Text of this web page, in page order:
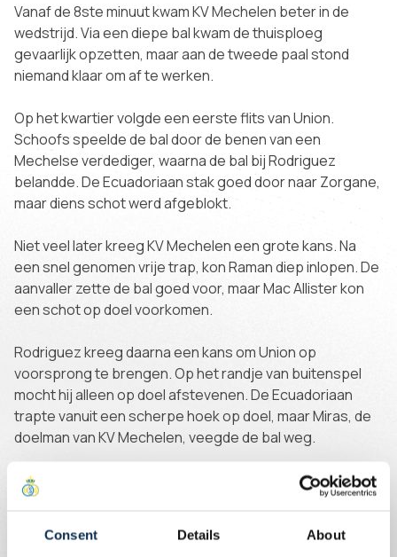
Consent Details About
Vanaf de 8ste minuut kwam KV Mechelen beter in de
wedstrijd. Via een diepe bal kwam de thuisploeg
gevaarlijk opzetten, maar aan de tweede paal stond
niemand klaar om af te werken.
Op het kwartier volgde een eerste flits van Union.
Schoofs speelde de bal door de benen van een
Mechelse verdediger, waarna de bal bij Rodriguez
belandde. De Ecuadoriaan stak goed door naar Zorgane,
maar diens schot werd afgeblokt.
Niet veel later kreeg KV Mechelen een grote kans. Na
een snel genomen vrije trap, kon Raman diep inlopen. De
aanvaller zette de bal goed voor, maar Mac Allister kon
een schot op doel voorkomen.
Rodriguez kreeg daarna een kans om Union op
voorsprong te brengen. Op het randje van buitenspel
mocht hij alleen op doel afstevenen. De Ecuadoriaan
trapte vanuit een scherpe hoek op doel, maar Miras, de
doelman van KV Mechelen, veegde de bal weg.
Kort voor rust kon Union nog eens dreigen via een
hoekschop. Ait El Hadj trapte de bal tot aan de tweede
kracht en belandde in de handen van Miras. Zo gingen